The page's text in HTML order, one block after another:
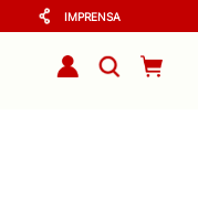
IMPRENSA